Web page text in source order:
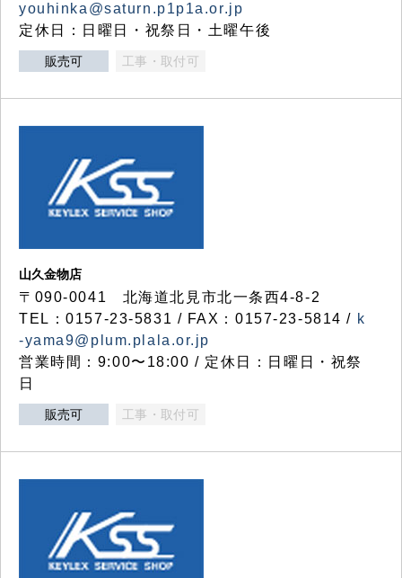
youhinka@saturn.p1p1a.or.jp
定休日：日曜日・祝祭日・土曜午後
販売可 工事・取付可
山久金物店
〒090-0041 北海道北見市北一条西4-8-2
TEL：0157-23-5831 / FAX：0157-23-5814 / k
-yama9@plum.plala.or.jp
営業時間：9:00〜18:00 / 定休日：日曜日・祝祭
日
販売可 工事・取付可